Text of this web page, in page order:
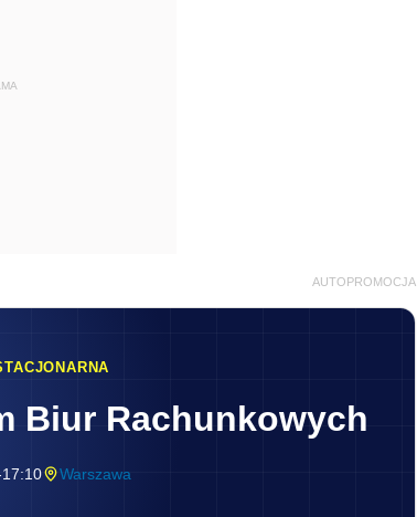
AUTOPROMOCJA
Biur Rachunkowych
Warszawa